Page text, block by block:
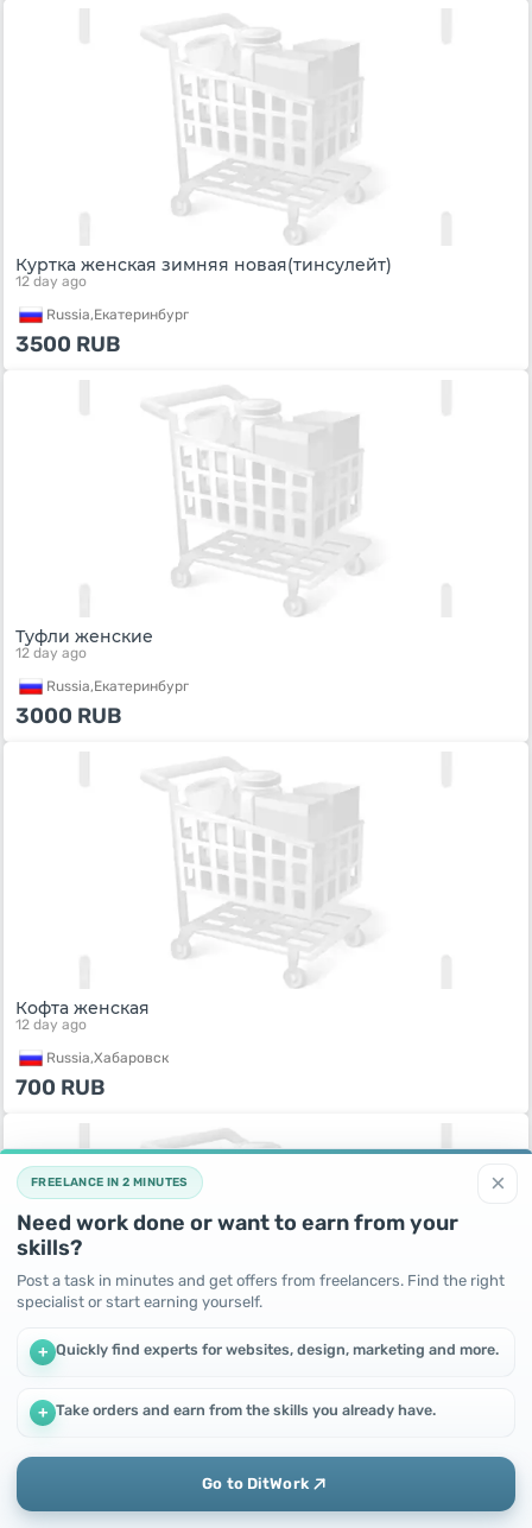
Куртка женская зимняя новая(тинсулейт)
12 day ago
Russia,Екатеринбург
3500 RUB
Туфли женские
12 day ago
Russia,Екатеринбург
3000 RUB
Кофта женская
12 day ago
Russia,Хабаровск
700 RUB
12 day ago
Russia,
600RUB
×
FREELANCE IN 2 MINUTES
Need work done or want to earn from your
skills?
Post a task in minutes and get offers from freelancers. Find the right
specialist or start earning yourself.
+ Quickly find experts for websites, design, marketing and more.
+ Take orders and earn from the skills you already have.
Go to DitWork
We use cookies to improve performance and make the site
Add Home Messages Profile